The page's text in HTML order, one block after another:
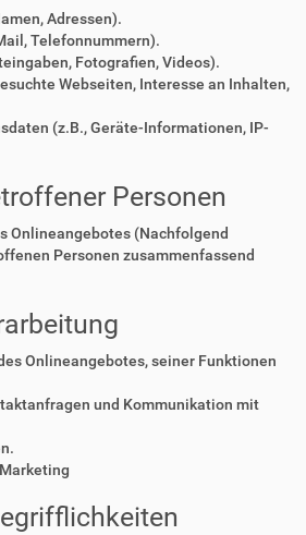
Adressen).
Telefonnummern).
Fotografien, Videos).
Webseiten, Interesse an Inhalten,
(z.B., Geräte-Informationen, IP-
Personen
Onlineangebotes (Nachfolgend
Personen zusammenfassend
Onlineangebotes, seiner Funktionen
und Kommunikation mit